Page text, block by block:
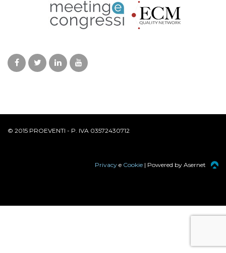
© 2015 PROEVENTI - P. IVA 03572430712
Privacy e Cookie | Powered by Asernet